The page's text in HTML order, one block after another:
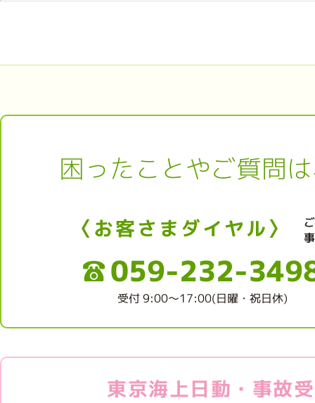
困ったことやご質問
〈お客さまダイヤル〉
059-232-
受付 9:00～17:00(日曜・祝日休)
東京海上日動・事故